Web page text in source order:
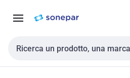
navigazione alla
Cerca input